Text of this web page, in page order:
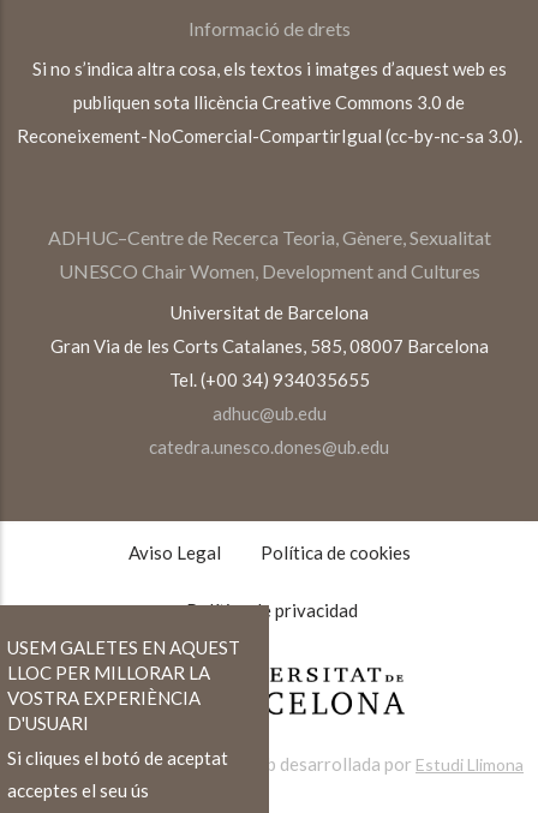
Informació de drets
Si no s’indica altra cosa, els textos i imatges d’aquest web es
publiquen sota llicència Creative Commons 3.0 de
Reconeixement-NoComercial-CompartirIgual (cc-by-nc-sa 3.0).
ADHUC–Centre de Recerca Teoria, Gènere, Sexualitat
UNESCO Chair Women, Development and Cultures
Universitat de Barcelona
Gran Via de les Corts Catalanes, 585, 08007 Barcelona
Tel. (+00 34) 934035655
adhuc@ub.edu
catedra.unesco.dones@ub.edu
TEXTOS
Aviso Legal Política de cookies
Política de privacidad
Web desarrollada por Estudi Llimona
USEM GALETES EN AQUEST
LLOC PER MILLORAR LA
VOSTRA EXPERIÈNCIA
D'USUARI
Si cliques el botó de aceptat
acceptes el seu ús